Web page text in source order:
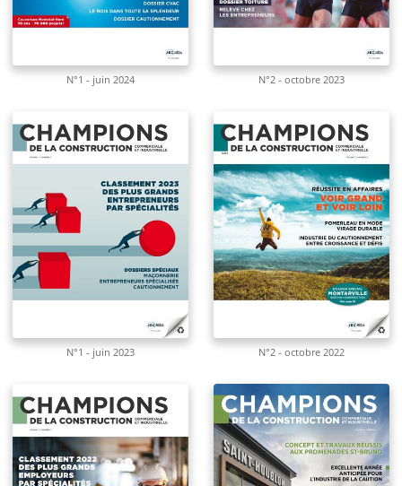
N°1 - juin 2024 N°2 - octobre 2023
N°1 - juin 2023 N°2 - octobre 2022